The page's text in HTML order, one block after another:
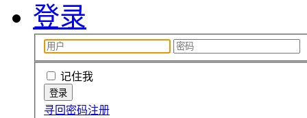
登录
记住我
寻回密码注册